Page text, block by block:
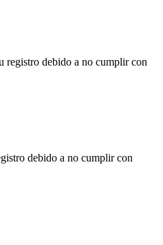
registro debido a no cumplir con
debido a no cumplir con